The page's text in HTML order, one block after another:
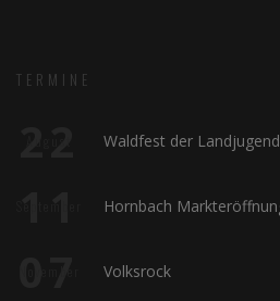
TERMINE
Waldfest der
Hornbach
Volksrock